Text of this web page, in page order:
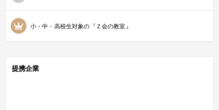
小・中・高校生対象の『Ｚ会の教室』
提携企業